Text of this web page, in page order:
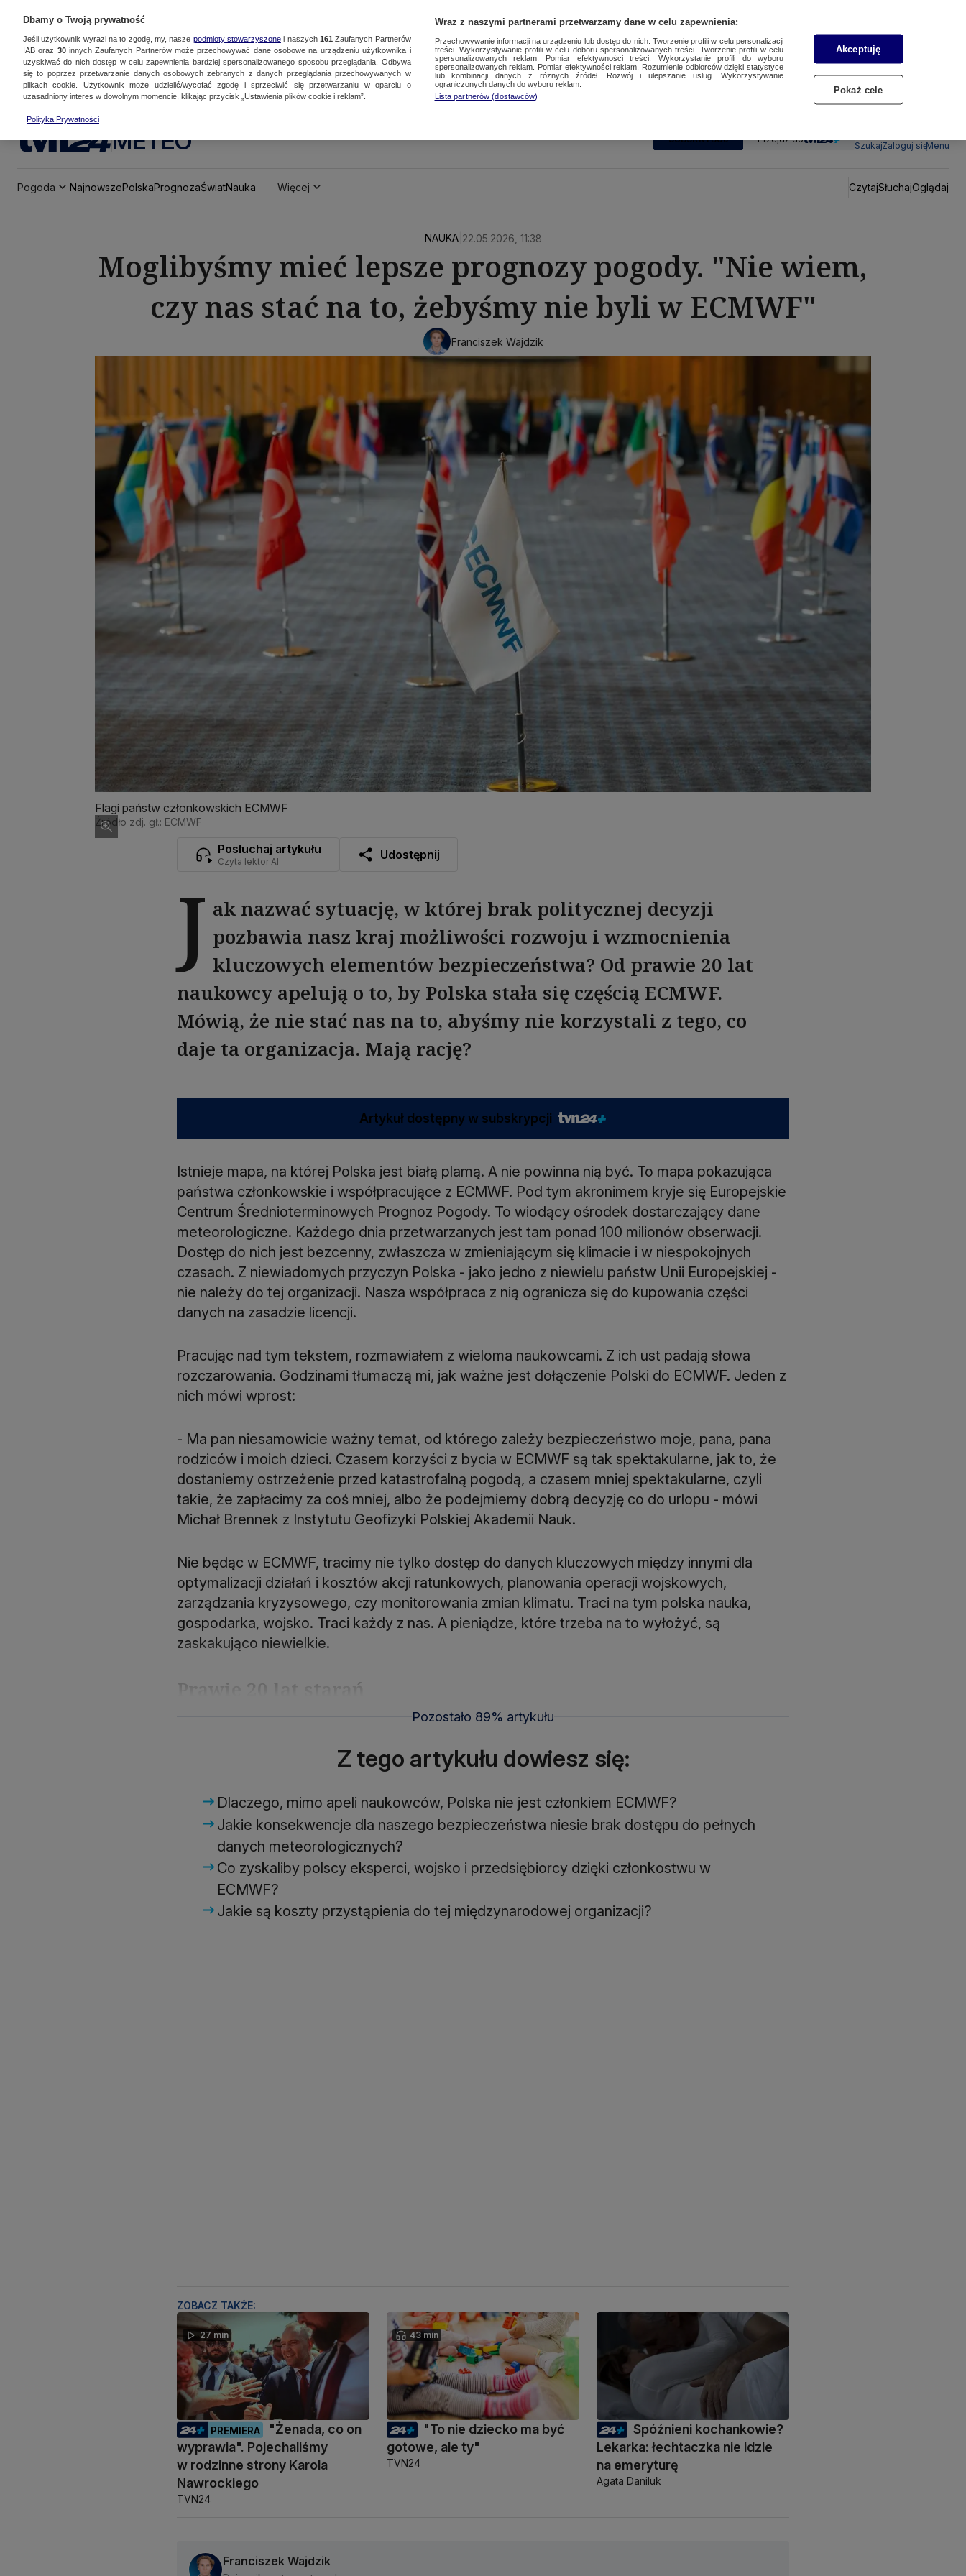
METEO SUBSKRYBUJ Przejdź do
SzukajZaloguj sięMenu
Pogoda NajnowszePolskaPrognozaŚwiatNauka Więcej CzytajSłuchajOglądaj
NAUKA| 22.05.2026, 11:38
Moglibyśmy mieć lepsze prognozy pogody. "Nie wiem,
czy nas stać na to, żebyśmy nie byli w ECMWF"
Franciszek Wajdzik
Flagi państw członkowskich ECMWF
Źródło zdj. gł.: ECMWF
Posłuchaj artykułu
Czyta lektor AI Udostępnij
J ak nazwać sytuację, w której brak politycznej decyzji
pozbawia nasz kraj możliwości rozwoju i wzmocnienia
kluczowych elementów bezpieczeństwa? Od prawie 20 lat
naukowcy apelują o to, by Polska stała się częścią ECMWF.
Mówią, że nie stać nas na to, abyśmy nie korzystali z tego, co
daje ta organizacja. Mają rację?
Artykuł dostępny w subskrypcji
Istnieje mapa, na której Polska jest białą plamą. A nie powinna nią być. To mapa pokazująca
państwa członkowskie i współpracujące z ECMWF. Pod tym akronimem kryje się Europejskie
Centrum Średnioterminowych Prognoz Pogody. To wiodący ośrodek dostarczający dane
meteorologiczne. Każdego dnia przetwarzanych jest tam ponad 100 milionów obserwacji.
Dostęp do nich jest bezcenny, zwłaszcza w zmieniającym się klimacie i w niespokojnych
czasach. Z niewiadomych przyczyn Polska - jako jedno z niewielu państw Unii Europejskiej -
nie należy do tej organizacji. Nasza współpraca z nią ogranicza się do kupowania części
danych na zasadzie licencji.
Pracując nad tym tekstem, rozmawiałem z wieloma naukowcami. Z ich ust padają słowa
rozczarowania. Godzinami tłumaczą mi, jak ważne jest dołączenie Polski do ECMWF. Jeden z
nich mówi wprost:
- Ma pan niesamowicie ważny temat, od którego zależy bezpieczeństwo moje, pana, pana
rodziców i moich dzieci. Czasem korzyści z bycia w ECMWF są tak spektakularne, jak to, że
dostaniemy ostrzeżenie przed katastrofalną pogodą, a czasem mniej spektakularne, czyli
takie, że zapłacimy za coś mniej, albo że podejmiemy dobrą decyzję co do urlopu - mówi
Michał Brennek z Instytutu Geofizyki Polskiej Akademii Nauk.
Nie będąc w ECMWF, tracimy nie tylko dostęp do danych kluczowych między innymi dla
optymalizacji działań i kosztów akcji ratunkowych, planowania operacji wojskowych,
zarządzania kryzysowego, czy monitorowania zmian klimatu. Traci na tym polska nauka,
gospodarka, wojsko. Traci każdy z nas. A pieniądze, które trzeba na to wyłożyć, są
zaskakująco niewielkie.
Prawie 20 lat starań
Pozostało 89% artykułu
Z tego artykułu dowiesz się:
Dlaczego, mimo apeli naukowców, Polska nie jest członkiem ECMWF?
Jakie konsekwencje dla naszego bezpieczeństwa niesie brak dostępu do pełnych
danych meteorologicznych?
Co zyskaliby polscy eksperci, wojsko i przedsiębiorcy dzięki członkostwu w
ECMWF?
Jakie są koszty przystąpienia do tej międzynarodowej organizacji?
ZOBACZ TAKŻE:
27 min
PREMIERA
"Żenada, co on
wyprawia". Pojechaliśmy
w rodzinne strony Karola
Nawrockiego
TVN24
43 min
"To nie dziecko ma być
gotowe, ale ty"
TVN24
Spóźnieni kochankowie?
Lekarka: łechtaczka nie idzie
na emeryturę
Agata Daniluk
Franciszek Wajdzik
Dbamy o Twoją prywatność
Jeśli użytkownik wyrazi na to zgodę, my, nasze podmioty stowarzyszonei naszych 161 Zaufanych Partnerów
IAB oraz 30innych Zaufanych Partnerów może przechowywać dane osobowe na urządzeniu użytkownika i
uzyskiwać do nich dostęp w celu zapewnienia bardziej spersonalizowanego sposobu przeglądania. Odbywa
się to poprzez przetwarzanie danych osobowych zebranych z danych przeglądania przechowywanych w
plikach cookie. Użytkownik może udzielić/wycofać zgodę i sprzeciwić się przetwarzaniu w oparciu o
uzasadniony interes w dowolnym momencie, klikając przycisk „Ustawienia plików cookie i reklam”.
Polityka Prywatności
Wraz z naszymi partnerami przetwarzamy dane w celu zapewnienia:
Przechowywanie informacji na urządzeniu lub dostęp do nich. Tworzenie profili w celu personalizacji
treści. Wykorzystywanie profili w celu doboru spersonalizowanych treści. Tworzenie profili w celu
spersonalizowanych reklam. Pomiar efektywności treści. Wykorzystanie profili do wyboru
spersonalizowanych reklam. Pomiar efektywności reklam. Rozumienie odbiorców dzięki statystyce
lub kombinacji danych z różnych źródeł. Rozwój i ulepszanie usług. Wykorzystywanie
ograniczonych danych do wyboru reklam.
Lista partnerów (dostawców)
Akceptuję
Pokaż cele